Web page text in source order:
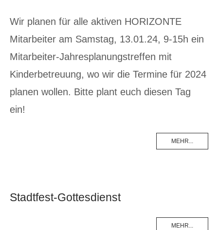
Wir planen für alle aktiven HORIZONTE
Mitarbeiter am Samstag, 13.01.24, 9-15h ein
Mitarbeiter-Jahresplanungstreffen mit
Kinderbetreuung, wo wir die Termine für 2024
planen wollen. Bitte plant euch diesen Tag
ein!
MEHR...
Stadtfest-Gottesdienst
MEHR...